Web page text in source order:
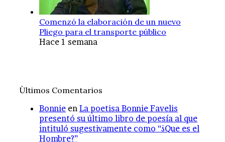
Comenzó la elaboración de un nuevo
Pliego para el transporte público
Hace 1 semana
Ùltimos Comentarios
Bonnie en La poetisa Bonnie Favelis
presentó su último libro de poesía al que
intituló sugestivamente como “¿Que es el
Hombre?”